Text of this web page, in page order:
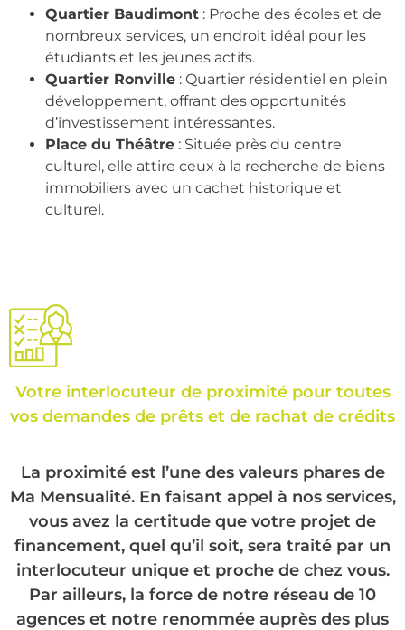
Quartier Baudimont : Proche des écoles et de
nombreux services, un endroit idéal pour les
étudiants et les jeunes actifs.
Quartier Ronville : Quartier résidentiel en plein
développement, offrant des opportunités
d’investissement intéressantes.
Place du Théâtre : Située près du centre
culturel, elle attire ceux à la recherche de biens
immobiliers avec un cachet historique et
culturel.
Votre interlocuteur de proximité pour toutes
vos demandes de prêts et de rachat de crédits
La proximité est l’une des valeurs phares de
Ma Mensualité. En faisant appel à nos services,
vous avez la certitude que votre projet de
financement, quel qu’il soit, sera traité par un
interlocuteur unique et proche de chez vous.
Par ailleurs, la force de notre réseau de 10
agences et notre renommée auprès des plus